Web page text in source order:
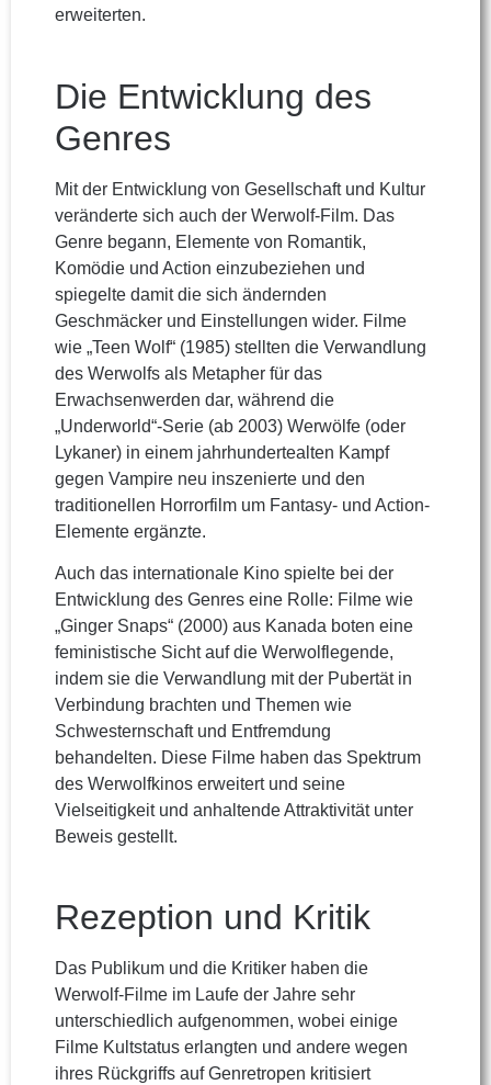
erweiterten.
Die Entwicklung des
Genres
Mit der Entwicklung von Gesellschaft und Kultur
veränderte sich auch der Werwolf-Film. Das
Genre begann, Elemente von Romantik,
Komödie und Action einzubeziehen und
spiegelte damit die sich ändernden
Geschmäcker und Einstellungen wider. Filme
wie „Teen Wolf“ (1985) stellten die Verwandlung
des Werwolfs als Metapher für das
Erwachsenwerden dar, während die
„Underworld“-Serie (ab 2003) Werwölfe (oder
Lykaner) in einem jahrhundertealten Kampf
gegen Vampire neu inszenierte und den
traditionellen Horrorfilm um Fantasy- und Action-
Elemente ergänzte.
Auch das internationale Kino spielte bei der
Entwicklung des Genres eine Rolle: Filme wie
„Ginger Snaps“ (2000) aus Kanada boten eine
feministische Sicht auf die Werwolflegende,
indem sie die Verwandlung mit der Pubertät in
Verbindung brachten und Themen wie
Schwesternschaft und Entfremdung
behandelten. Diese Filme haben das Spektrum
des Werwolfkinos erweitert und seine
Vielseitigkeit und anhaltende Attraktivität unter
Beweis gestellt.
Rezeption und Kritik
Das Publikum und die Kritiker haben die
Werwolf-Filme im Laufe der Jahre sehr
unterschiedlich aufgenommen, wobei einige
Filme Kultstatus erlangten und andere wegen
ihres Rückgriffs auf Genretropen kritisiert